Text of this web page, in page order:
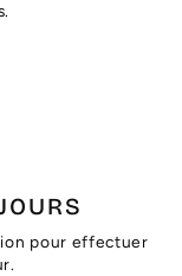
pour effectuer